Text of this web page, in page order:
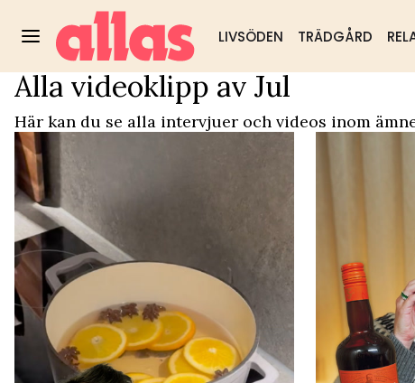
LIVSÖDEN TRÄDGÅRD
Populärt: Trädgård DIY & husmorstips
Video Start/Jul
Alla videoklipp av Jul
Här kan du se alla intervjuer och videos inom